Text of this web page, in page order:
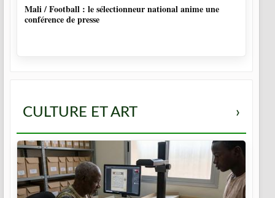
Mali / Football : le sélectionneur national anime une
conférence de presse
CULTURE ET ART ›